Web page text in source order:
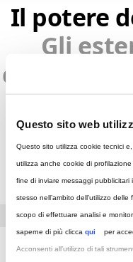
Questo sito web
Questo sito utilizza cookie tecnici
utilizza anche cookie di
fine di inviare messaggi pubblicitari
stesso nell’ambito dell’utilizzo
scopo di effettuare analisi e
saperne di più clicca qui per
Acconsenti all’utilizzo di tali
Il potere
Gli
forza